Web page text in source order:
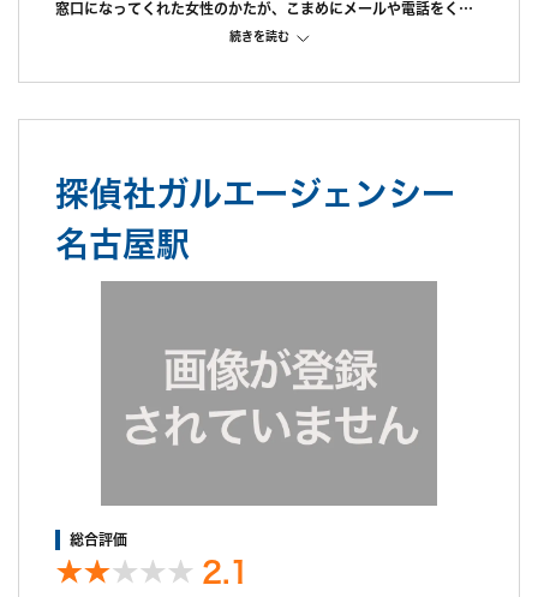
窓口になってくれた女性のかたが、こまめにメールや電話をくれ
て、親身になって対応してくれたのが一番良かったです。
が、親切に対応していただきとても安心できました。
ているのに動き出せないというじれったい時間が続いた為、対応
続きを読む
探偵社ガルエージェンシー
名古屋駅
総合評価
2.1